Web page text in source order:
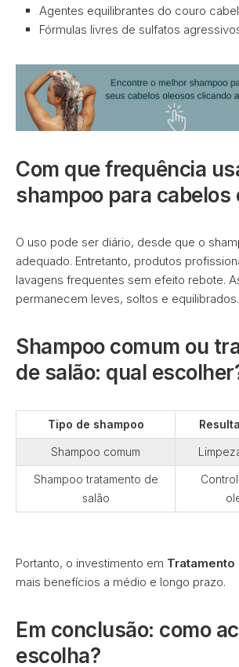
Agentes equilibrantes do couro
Fórmulas livres de sulfatos
Com que frequência
shampoo para cabelos
O uso pode ser diário, desde que o
adequado. Entretanto, produtos
lavagens frequentes sem efeito rebote.
permanecem leves, soltos e equilibrados.
Shampoo comum ou
de salão: qual
Tipo de shampoo
Shampoo comum
Shampoo tratamento de
salão
Portanto, o investimento em Tratamento
mais benefícios a médio e longo prazo.
Em conclusão: como
escolha?